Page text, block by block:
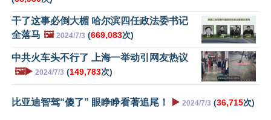
干了这事必倒大楣 哈尔滨四任政法委书记
全落马 🖼️ 2024/7/3 (669,083次)
中共火车头不行了 上海一举动引网友热议
🖼️▶️ 2024/7/3 (149,783次)
比亚迪智驾“傻了” 眼睁睁看著追尾！ ▶️ 2024/7/3 (36,715次)